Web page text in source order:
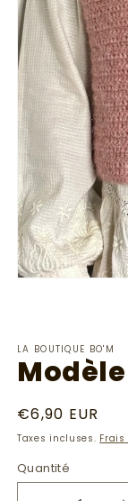
une
fenêtre
modale
LA BOUTIQUE BO'M
Prix
habituel
€6,90 EUR
Taxes incluses.
Quantité